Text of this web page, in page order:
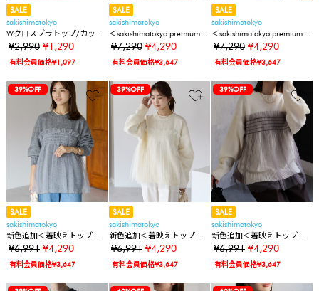
SALE
sakishimatokyo
Wクロスブラトップ/カップ
インキャミ
¥2,990 ¥1,290
有料会員価格¥1,097
SALE
sakishimatokyo
＜sakishimatokyo premium＞
インド綿 7分袖バルーンスリ
ーブドッキングカットソー/
インド綿/インドコットン
¥7,290 ¥4,290
有料会員価格¥3,647
SALE
sakishimatokyo
＜sakishimatokyo premium＞
インド綿 7分袖バルーンスリ
ーブドッキングカットソー/
インド綿/インドコットン
¥7,290 ¥4,290
有料会員価格¥3,647
39%OFF
SALE
sakishimatokyo
新色追加＜着映えトップス
＞アルパカタッチ チュール
ドッキングプルオーバー/ペ
プラムニット
¥6,991 ¥4,290
有料会員価格¥3,647
39%OFF
SALE
sakishimatokyo
新色追加＜着映えトップス
＞アルパカタッチ チュール
ドッキングプルオーバー/ペ
プラムニット
¥6,991 ¥4,290
有料会員価格¥3,647
39%OFF
SALE
sakishimatokyo
新色追加＜着映えトップス
＞アルパカタッチ チュール
ドッキングプルオーバー/ペ
プラムニット
¥6,991 ¥4,290
有料会員価格¥3,647